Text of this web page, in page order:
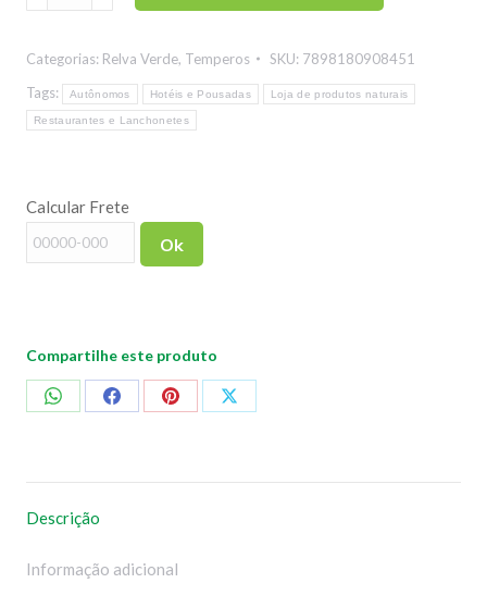
quantidade
Categorias: Relva Verde, Temperos SKU: 7898180908451
Tags:
Autônomos Hotéis e Pousadas Loja de produtos naturais
Restaurantes e Lanchonetes
Calcular Frete
Ok
Compartilhe este produto
CompartilharCompartilharCompartilharCompartilhar
Descrição
Informação adicional